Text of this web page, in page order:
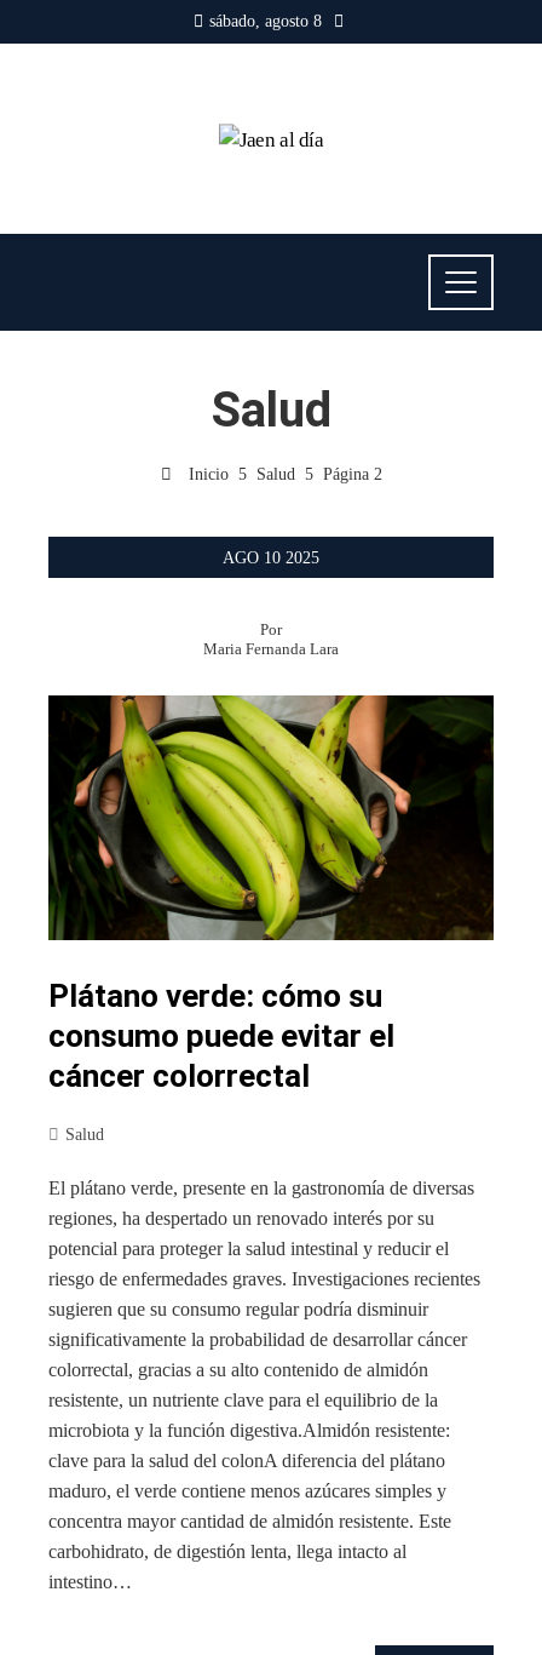
sábado, agosto 8
Salud
Inicio Salud Página 2
AGO 10 2025
Por
Maria Fernanda Lara
Plátano verde: cómo su
consumo puede evitar el
cáncer colorrectal
Salud
El plátano verde, presente en la gastronomía de diversas
regiones, ha despertado un renovado interés por su
potencial para proteger la salud intestinal y reducir el
riesgo de enfermedades graves. Investigaciones recientes
sugieren que su consumo regular podría disminuir
significativamente la probabilidad de desarrollar cáncer
colorrectal, gracias a su alto contenido de almidón
resistente, un nutriente clave para el equilibrio de la
microbiota y la función digestiva.Almidón resistente:
clave para la salud del colonA diferencia del plátano
maduro, el verde contiene menos azúcares simples y
concentra mayor cantidad de almidón resistente. Este
carbohidrato, de digestión lenta, llega intacto al
intestino…